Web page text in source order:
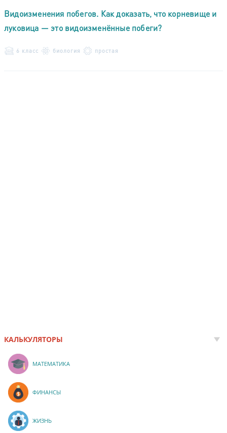
Видоизменения побегов. Как доказать, что корневище и
луковица — это видоизменённые побеги?
6 класс биология простая
КАЛЬКУЛЯТОРЫ
МАТЕМАТИКА
ФИНАНСЫ
ЖИЗНЬ